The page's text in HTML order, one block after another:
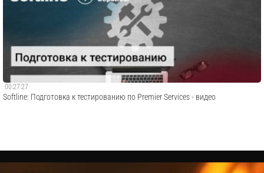
00:27:27
​Softline: Подготовка к тестированию по Premier Services - видео